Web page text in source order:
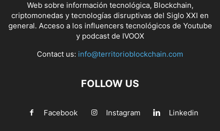
Web sobre información tecnológica, Blockchain,
criptomonedas y tecnologías disruptivas del Siglo XXI en
general. Acceso a los influencers tecnológicos de Youtube
y podcast de IVOOX
Contact us: info@territorioblockchain.com
FOLLOW US
Facebook Instagram Linkedin